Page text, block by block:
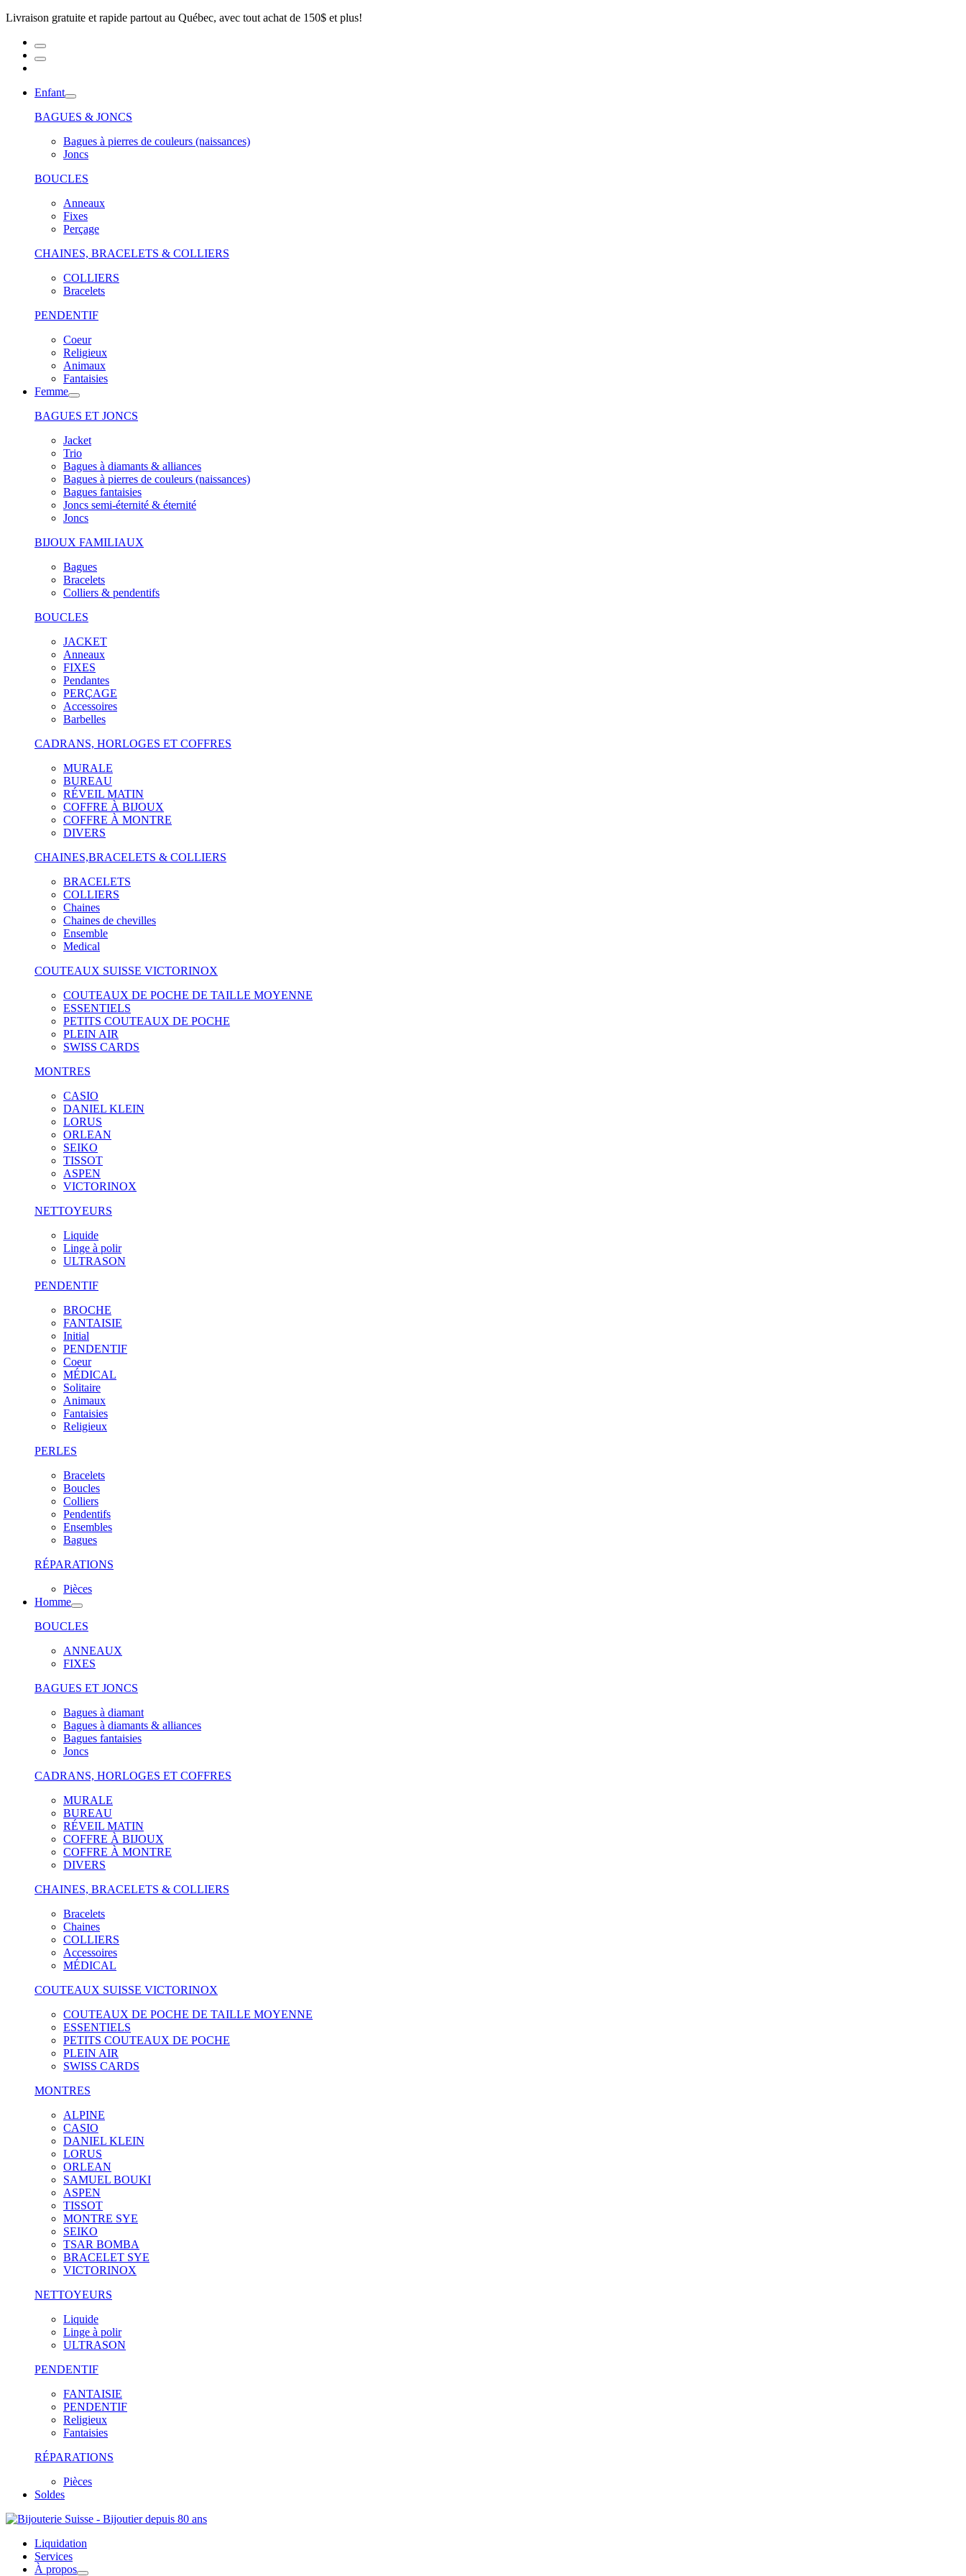
Livraison gratuite et rapide partout au Québec, avec tout achat de 150$ et plus!
Enfant
BAGUES & JONCS
Bagues à pierres de couleurs (naissances)
Joncs
BOUCLES
Anneaux
Fixes
Perçage
CHAINES, BRACELETS & COLLIERS
COLLIERS
Bracelets
PENDENTIF
Coeur
Religieux
Animaux
Fantaisies
Femme
BAGUES ET JONCS
Jacket
Trio
Bagues à diamants & alliances
Bagues à pierres de couleurs (naissances)
Bagues fantaisies
Joncs semi-éternité & éternité
Joncs
BIJOUX FAMILIAUX
Bagues
Bracelets
Colliers & pendentifs
BOUCLES
JACKET
Anneaux
FIXES
Pendantes
PERÇAGE
Accessoires
Barbelles
CADRANS, HORLOGES ET COFFRES
MURALE
BUREAU
RÉVEIL MATIN
COFFRE À BIJOUX
COFFRE À MONTRE
DIVERS
CHAINES,BRACELETS & COLLIERS
BRACELETS
COLLIERS
Chaines
Chaines de chevilles
Ensemble
Medical
COUTEAUX SUISSE VICTORINOX
COUTEAUX DE POCHE DE TAILLE MOYENNE
ESSENTIELS
PETITS COUTEAUX DE POCHE
PLEIN AIR
SWISS CARDS
MONTRES
CASIO
DANIEL KLEIN
LORUS
ORLEAN
SEIKO
TISSOT
ASPEN
VICTORINOX
NETTOYEURS
Liquide
Linge à polir
ULTRASON
PENDENTIF
BROCHE
FANTAISIE
Initial
PENDENTIF
Coeur
MÉDICAL
Solitaire
Animaux
Fantaisies
Religieux
PERLES
Bracelets
Boucles
Colliers
Pendentifs
Ensembles
Bagues
RÉPARATIONS
Pièces
Homme
BOUCLES
ANNEAUX
FIXES
BAGUES ET JONCS
Bagues à diamant
Bagues à diamants & alliances
Bagues fantaisies
Joncs
CADRANS, HORLOGES ET COFFRES
MURALE
BUREAU
RÉVEIL MATIN
COFFRE À BIJOUX
COFFRE À MONTRE
DIVERS
CHAINES, BRACELETS & COLLIERS
Bracelets
Chaines
COLLIERS
Accessoires
MÉDICAL
COUTEAUX SUISSE VICTORINOX
COUTEAUX DE POCHE DE TAILLE MOYENNE
ESSENTIELS
PETITS COUTEAUX DE POCHE
PLEIN AIR
SWISS CARDS
MONTRES
ALPINE
CASIO
DANIEL KLEIN
LORUS
ORLEAN
SAMUEL BOUKI
ASPEN
TISSOT
MONTRE SYE
SEIKO
TSAR BOMBA
BRACELET SYE
VICTORINOX
NETTOYEURS
Liquide
Linge à polir
ULTRASON
PENDENTIF
FANTAISIE
PENDENTIF
Religieux
Fantaisies
RÉPARATIONS
Pièces
Soldes
Liquidation
Services
À propos